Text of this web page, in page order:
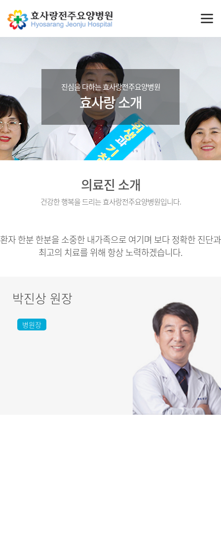
진심을 다하는 효사랑전주요양병원
효사랑 소개
의료진 소개
건강한 행복을 드리는 효사랑전주요양병원입니다.
환자 한분 한분을 소중한 내가족으로 여기며 보다 정확한 진단과
최고의 치료를 위해 항상 노력하겠습니다.
박진상 원장
병원장